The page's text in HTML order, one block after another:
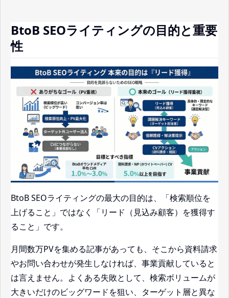
BtoB SEOライティングの目的と重要
性
BtoB SEOライティングの最大の目的は、「検索順位を
上げること」ではなく「リード（見込み顧客）を獲得す
ること」です。
月間数万PVを集める記事があっても、そこから資料請求
やお問い合わせが発生しなければ、事業貢献していると
は言えません。よくある失敗として、検索ボリュームが
大きいだけのビッグワードを狙い、ターゲット層と異な